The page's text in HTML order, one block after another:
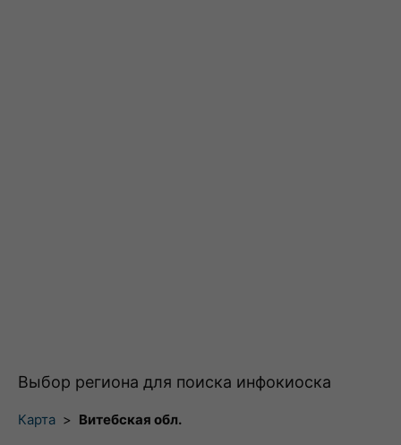
Выбор региона для поиска инфокиоска
Карта > Витебская обл.